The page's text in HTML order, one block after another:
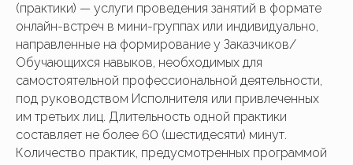
(практики) — услуги проведения занятий в формате
онлайн-встреч в мини-группах или индивидуально,
направленные на формирование у Заказчиков/
Обучающихся навыков, необходимых для
самостоятельной профессиональной деятельности,
под руководством Исполнителя или привлеченных
им третьих лиц. Длительность одной практики
составляет не более 60 (шестидесяти) минут.
Количество практик, предусмотренных программой